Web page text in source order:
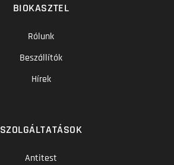
BIOKASZTEL
Rólunk
Beszállítók
Hírek
SZOLGÁLTATÁSOK
Antitest